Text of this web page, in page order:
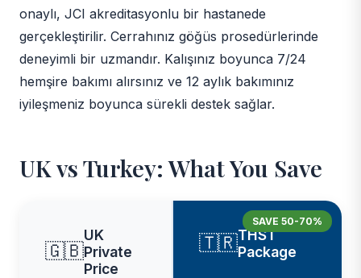
onaylı, JCI akreditasyonlu bir hastanede
gerçekleştirilir. Cerrahınız göğüs prosedürlerinde
deneyimli bir uzmandır. Kalışınız boyunca 7/24
hemşire bakımı alırsınız ve 12 aylık bakımınız
iyileşmeniz boyunca sürekli destek sağlar.
UK vs Turkey: What You Save
🇬🇧
UK
Private
Price
SAVE 50-70%
🇹🇷THST
Package